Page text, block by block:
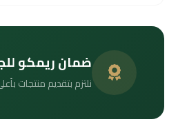
ضمان ريمكو
نلتزم بتقديم منتجات